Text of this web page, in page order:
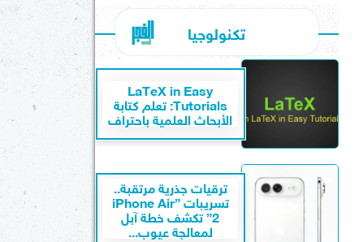
تكنولوجيا
LaTeX in Easy
Tutorials: تعلم كتابة
الأبحاث العلمية باحتراف
ترقيات جذرية مرتقبة..
تسريبات ”iPhone Air
2” تكشف خطة آبل
لمعالجة عيوب...